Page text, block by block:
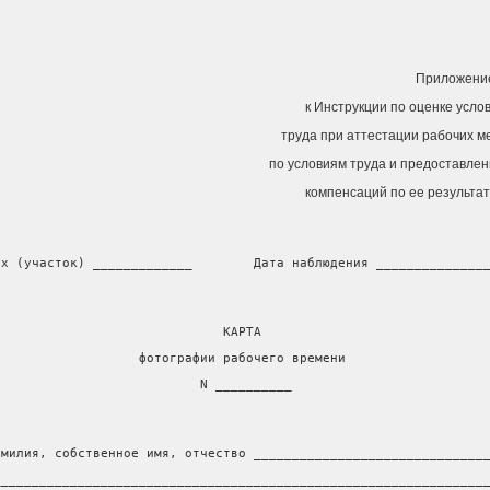
к Инструкции по оценке
труда при аттестации рабочих
по условиям труда и
компенсаций по ее
(участок) _____________        Дата наблюдения
КАРТА
фотографии рабочего времени
N __________
собственное имя, отчество